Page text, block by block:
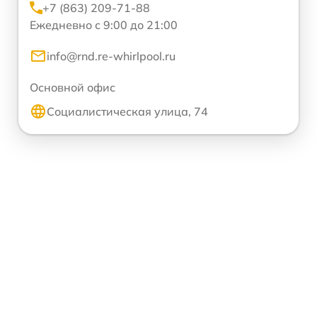
+7 (863) 209-71-88
Ежедневно с 9:00 до 21:00
info@rnd.re-whirlpool.ru
Основной офис
Социалистическая улица, 74